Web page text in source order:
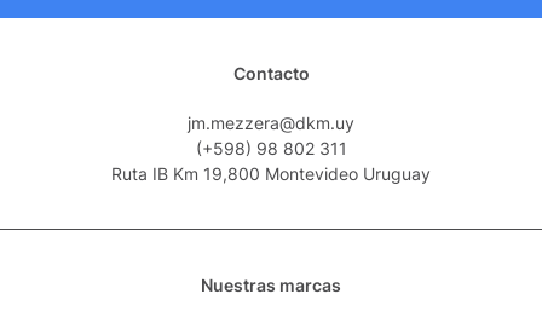
Contacto
jm.mezzera@dkm.uy
(+598) 98 802 311
Ruta IB Km 19,800 Montevideo Uruguay
Nuestras marcas